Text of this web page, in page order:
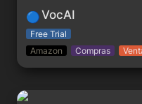
🔵VocAI
Free Trial
Amazon
Compras
Whelp